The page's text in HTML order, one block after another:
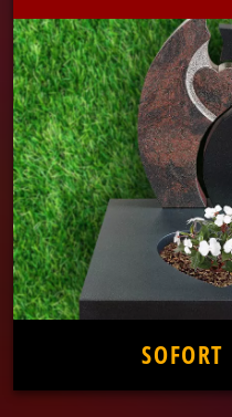
SOFORT